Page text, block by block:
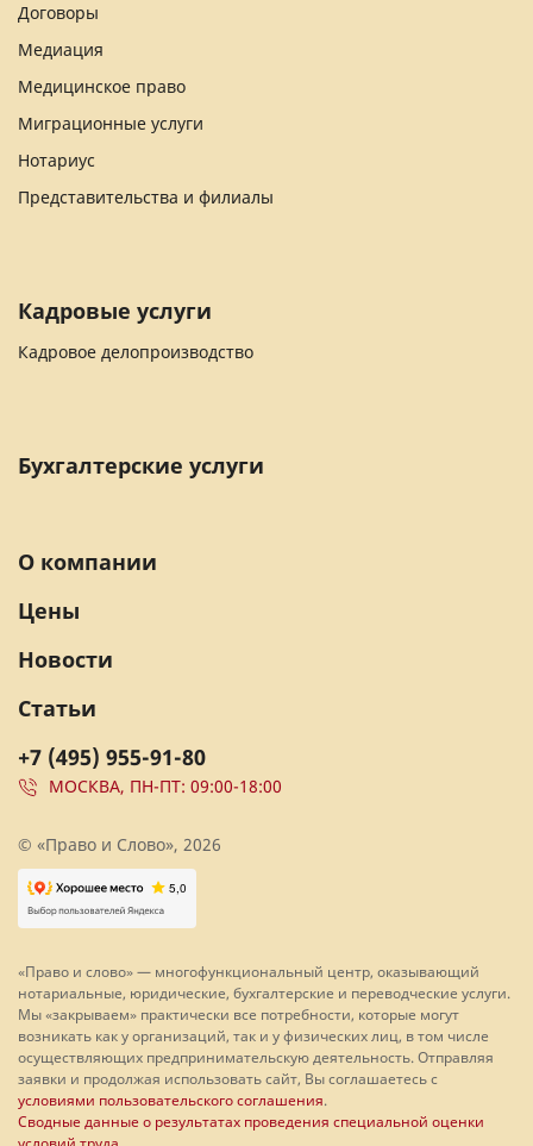
Договоры
Медиация
Медицинское право
Миграционные услуги
Нотариус
Представительства и филиалы
Кадровые услуги
Кадровое делопроизводство
Бухгалтерские услуги
+7 (495) 955-91-80
МОСКВА, ПН-ПТ: 09:00-18:00
О компании
Цены
Новости
Статьи
© «Право и Слово», 2026
«Право и слово» — многофункциональный центр, оказывающий
нотариальные, юридические, бухгалтерские и переводческие услуги.
Мы «закрываем» практически все потребности, которые могут
возникать как у организаций, так и у физических лиц, в том числе
осуществляющих предпринимательскую деятельность. Отправляя
заявки и продолжая использовать сайт, Вы соглашаетесь с
условиями пользовательского соглашения.
Сводные данные о результатах проведения специальной оценки